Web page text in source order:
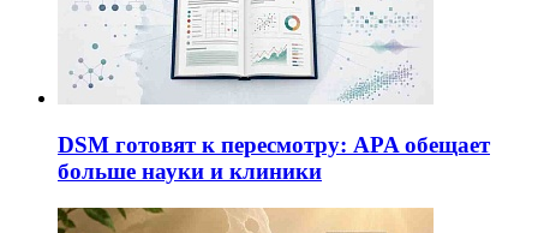
DSM готовят к пересмотру: APA обещает
больше науки и клиники